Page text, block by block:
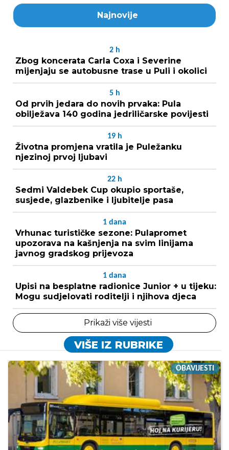
Najnovije
2 h
Zbog koncerata Carla Coxa i Severine
mijenjaju se autobusne trase u Puli i okolici
5 h
Od prvih jedara do novih prvaka: Pula
obilježava 140 godina jedriličarske povijesti
19 h
Životna promjena vratila je Puležanku
njezinoj prvoj ljubavi
22 h
Sedmi Valdebek Cup okupio sportaše,
susjede, glazbenike i ljubitelje pasa
1 dana
Vrhunac turističke sezone: Pulapromet
upozorava na kašnjenja na svim linijama
javnog gradskog prijevoza
1 dana
Upisi na besplatne radionice Junior + u tijeku:
Mogu sudjelovati roditelji i njihova djeca
Prikaži više vijesti
VIŠE IZ RUBRIKE
OBAVIJESTI